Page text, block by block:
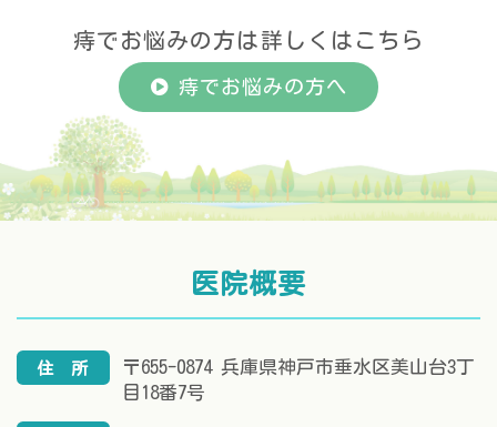
痔でお悩みの方は詳しくはこちら
痔でお悩みの方へ
医院概要
住 所
〒655-0874 兵庫県神戸市垂水区美山台3丁
目18番7号